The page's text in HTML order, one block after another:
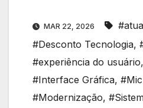
MAR 22, 2026
#Desconto Tecnologia,
#experiência do usuário,
#Interface Gráfica,
#Modernização,